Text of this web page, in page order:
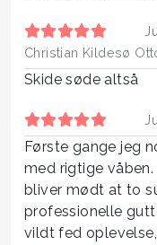
Christian Kildesø
Skide søde altså
Første gange jeg
med rigtige
bliver mødt at to
professionelle
vildt fed